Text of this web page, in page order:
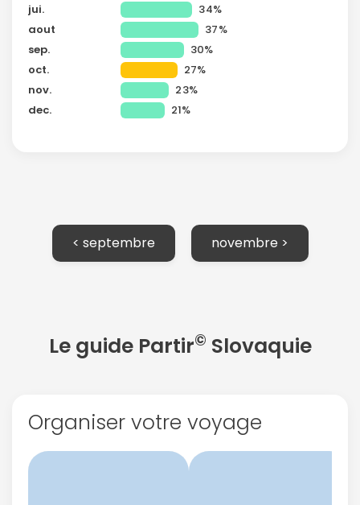
jui.
34%
aout
37%
sep.
30%
oct.
27%
nov.
23%
dec.
21%
< septembre novembre >
Le guide Partir© Slovaquie
Organiser votre voyage